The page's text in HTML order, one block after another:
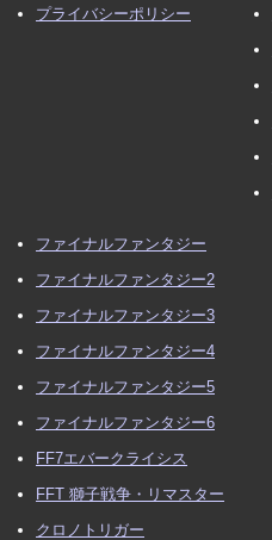
プライバシーポリシー
ファイナルファンタジー
ファイナルファンタジー2
ファイナルファンタジー3
ファイナルファンタジー4
ファイナルファンタジー5
ファイナルファンタジー6
FF7エバークライシス
FFT 獅子戦争・リマスター
クロノトリガー